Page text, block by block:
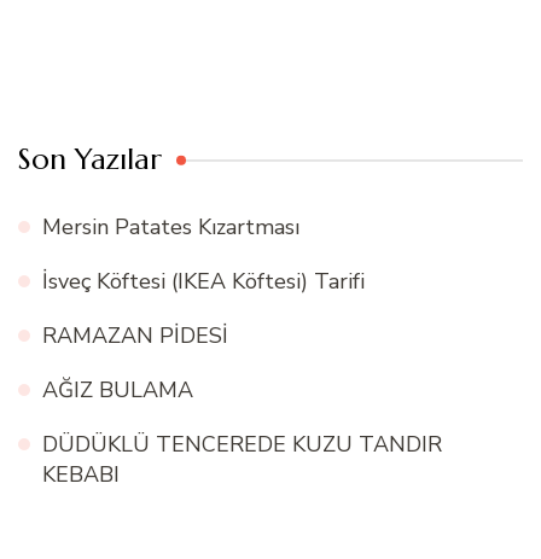
Son Yazılar
Mersin Patates Kızartması
İsveç Köftesi (IKEA Köftesi) Tarifi
RAMAZAN PİDESİ
AĞIZ BULAMA
DÜDÜKLÜ TENCEREDE KUZU TANDIR
KEBABI